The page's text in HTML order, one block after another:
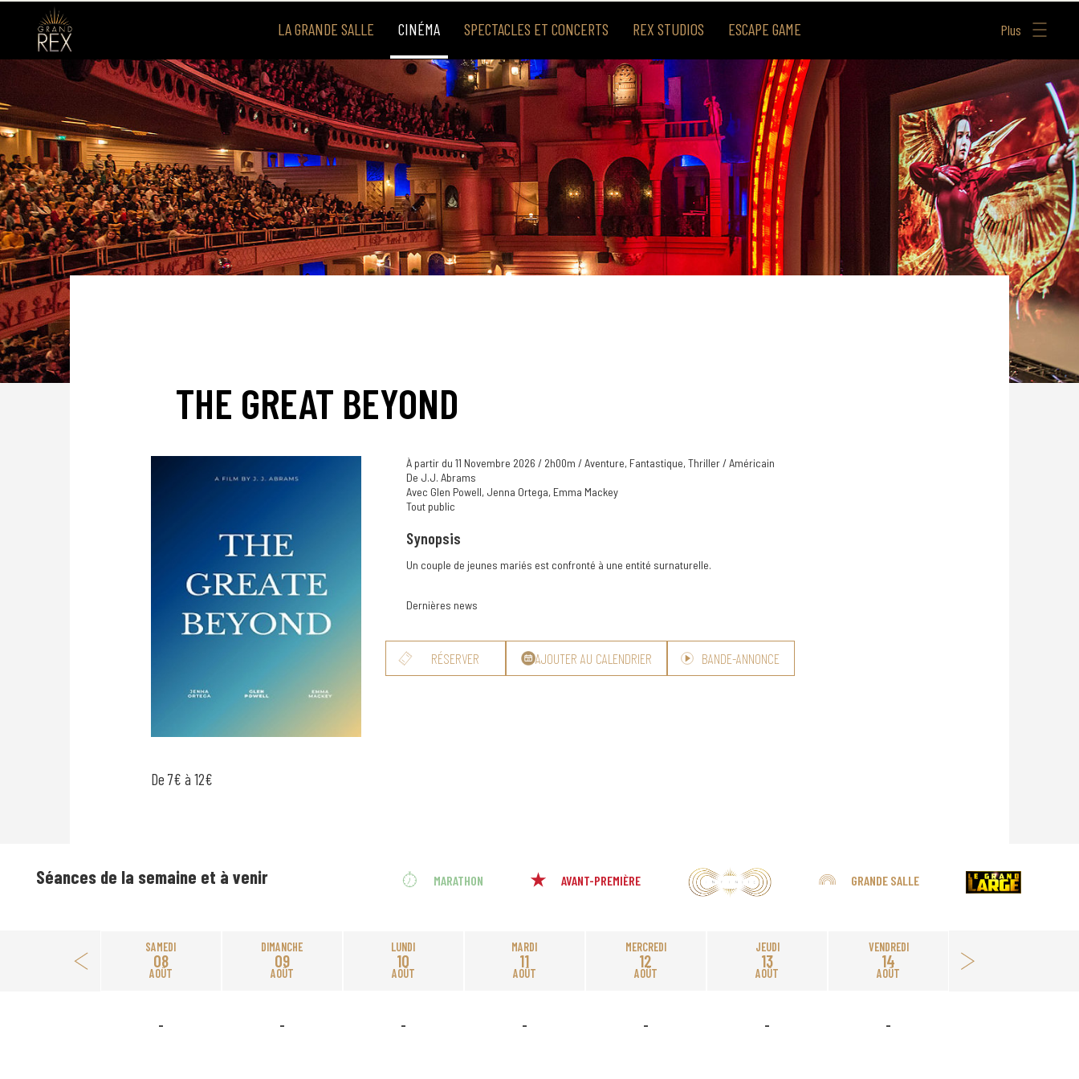
LA GRANDE SALLE CINÉMA SPECTACLES ET CONCERTS REX STUDIOS ESCAPE GAME Plus
THE GREAT BEYOND
De 7€ à 12€
À partir du 11 Novembre 2026 / 2h00m / Aventure, Fantastique, Thriller / Américain
De J.J. Abrams
Avec Glen Powell, Jenna Ortega, Emma Mackey
Tout public
Synopsis
Un couple de jeunes mariés est confronté à une entité surnaturelle.
Dernières news
RÉSERVER AJOUTER AU CALENDRIER BANDE-ANNONCE
Séances de la semaine et à venir MARATHON AVANT-PREMIÈRE GRANDE SALLE
SAMEDI
08
AOÛT
DIMANCHE
09
AOÛT
LUNDI
10
AOÛT
MARDI
11
AOÛT
MERCREDI
12
AOÛT
JEUDI
13
AOÛT
VENDREDI
14
AOÛT
- - - - - - -